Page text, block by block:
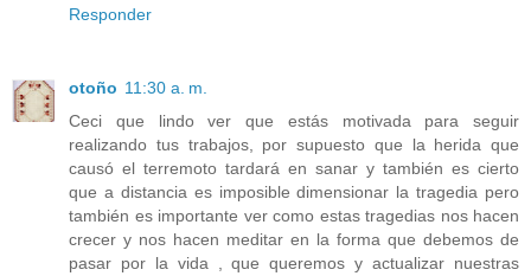
Responder
otoño 11:30 a. m.
Ceci que lindo ver que estás motivada para seguir
realizando tus trabajos, por supuesto que la herida que
causó el terremoto tardará en sanar y también es cierto
que a distancia es imposible dimensionar la tragedia pero
también es importante ver como estas tragedias nos hacen
crecer y nos hacen meditar en la forma que debemos de
pasar por la vida , que queremos y actualizar nuestras